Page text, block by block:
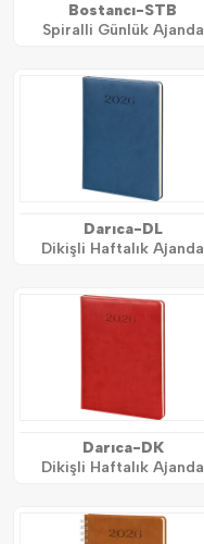
Bostancı-STB
Spiralli Günlük Ajanda
Darıca-DL
Dikişli Haftalık Ajanda
Darıca-DK
Dikişli Haftalık Ajanda